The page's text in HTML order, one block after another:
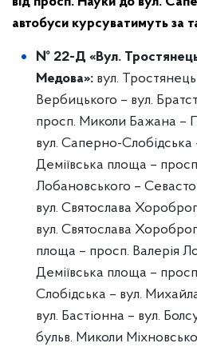
автобуси курсуватимуть за
№ 22-Д «Вул.
Медова»: вул.
Вербицького – вул.
просп. Миколи Бажана –
вул. Саперно-
Деміївська площа –
Лобановського –
вул. Святослава
вул. Святослава
площа – просп. Валерія
Деміївська площа –
Слобідська – вул.
вул. Бастіонна – вул.
бульв. Миколи